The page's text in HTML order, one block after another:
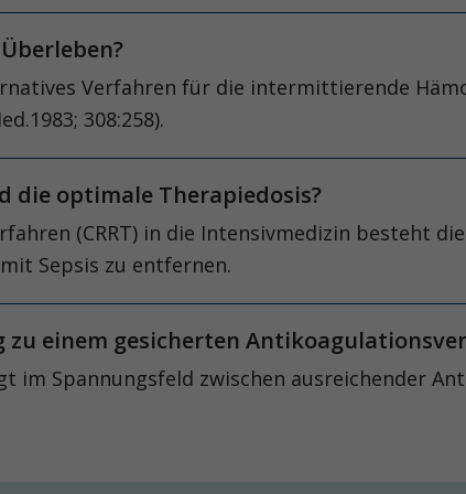
Verfahren für die intermittierende
308:258).
die optimale Therapiedosis?
(CRRT) in die Intensivmedizin besteht
Sepsis zu entfernen.
einem gesicherten
Spannungsfeld zwischen ausreichender